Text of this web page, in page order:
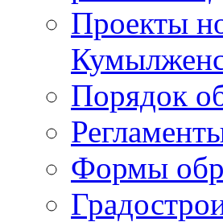
Проекты
Порядок
Формы